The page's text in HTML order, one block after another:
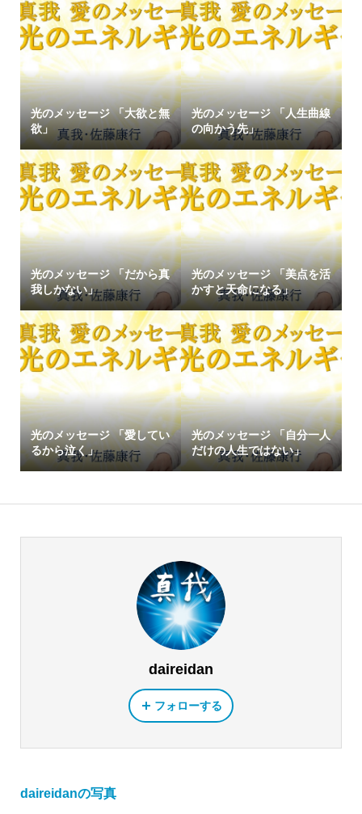
光のメッセージ 「大欲と無
欲」
光のメッセージ 「人生曲線
の向かう先」
光のメッセージ 「だから真
我しかない」
光のメッセージ 「美点を活
かすと天命になる」
光のメッセージ 「愛してい
るから泣く」
光のメッセージ 「自分一人
だけの人生ではない」
daireidan
フォローする
daireidanの写真